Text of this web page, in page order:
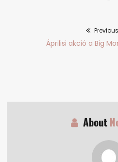
Previous
Áprilisi akció a Big
About